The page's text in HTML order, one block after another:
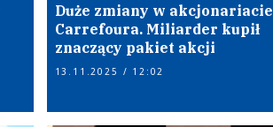
Duże zmiany w akcjonariacie
Carrefoura. Miliarder kupił
znaczący pakiet akcji
13.11.2025 / 12:02